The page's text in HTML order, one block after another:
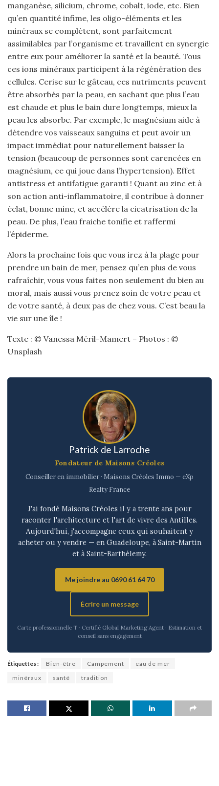
manganèse, silicium, chrome, cobalt, iode, etc. Bien
qu’en quantité infime, les oligo-éléments et les
minéraux se complètent, sont parfaitement
assimilables par l’organisme et travaillent en synergie
entre eux pour améliorer la santé et la beauté. Tous
ces ions minéraux participent à la régénération des
cellules. Cerise sur le gâteau, ces nutriments peuvent
être absorbés par la peau, en sachant que plus l’eau
est chaude et plus le bain dure longtemps, mieux la
peau les absorbe. Par exemple, le magnésium aide à
détendre vos vaisseaux sanguins et peut avoir un
impact immédiat pour naturellement baisser la
tension (beaucoup de personnes sont carencées en
magnésium, ce qui joue dans l’hypertension). Effet
antistress et antifatigue garanti ! Quant au zinc et à
son action anti-inflammatoire, il contribue à donner
éclat, bonne mine, et accélère la cicatrisation de la
peau. De plus, l’eau fraiche tonifie et raffermi
l’épiderme.
Alors la prochaine fois que vous irez à la plage pour
prendre un bain de mer, pensez qu’en plus de vous
rafraîchir, vous vous faites non seulement du bien au
moral, mais aussi vous prenez soin de votre peau et
de votre santé, à deux pas de chez vous. C’est beau la
vie sur une île !
Texte : © Vanessa Méril-Mamert – Photos : ©
Unsplash
Patrick de Larroche
Fondateur de Maisons Créoles
Conseiller en immobilier · Maisons Créoles Immo — eXp
Realty France
J'ai fondé Maisons Créoles il y a trente ans pour
raconter l'architecture et l'art de vivre des Antilles.
Aujourd'hui, j'accompagne ceux qui souhaitent y
acheter ou y vendre — en Guadeloupe, à Saint-Martin
et à Saint-Barthélemy.
Me joindre au 0690 61 64 70
Écrire un message
Carte professionnelle T · Certifié Global Marketing Agent · Estimation et
conseil sans engagement
Étiquettes : Bien-être Campement
eau de mer
minéraux
santé tradition